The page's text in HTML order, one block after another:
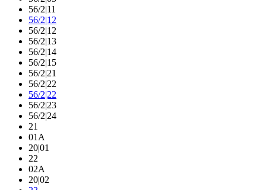
56/2|11
56/2|12
56/2|12
56/2|13
56/2|14
56/2|15
56/2|21
56/2|22
56/2|22
56/2|23
56/2|24
21
01A
20|01
22
02A
20|02